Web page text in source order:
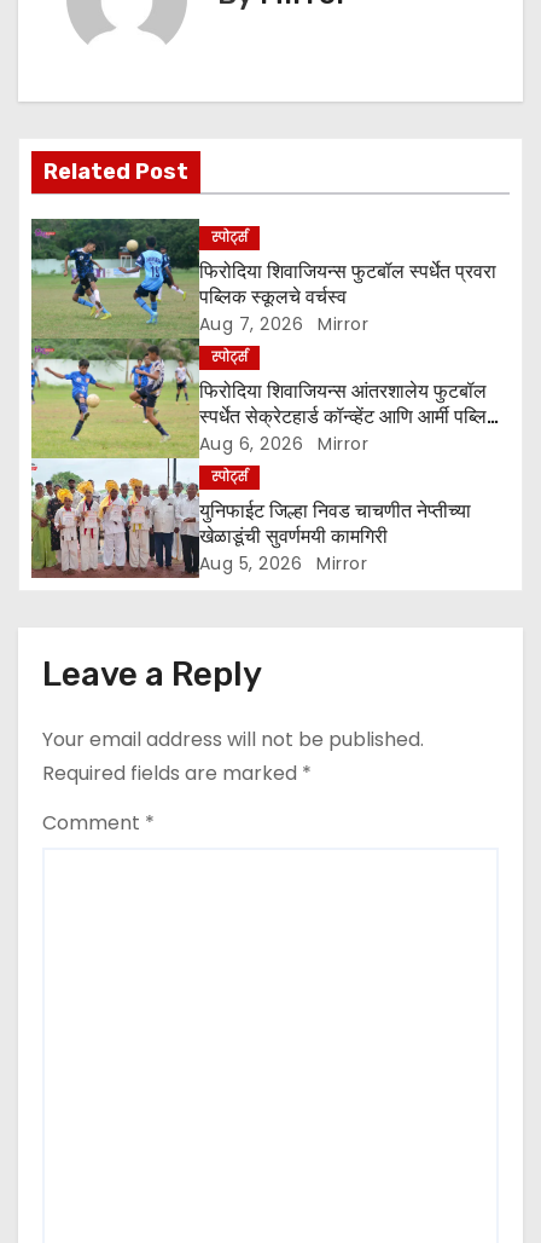
v
i
g
a
t
i
o
n
Related Post
स्पोर्ट्स
फिरोदिया शिवाजियन्स फुटबॉल स्पर्धेत प्रवरा
पब्लिक स्कूलचे वर्चस्व
Aug 7, 2026 Mirror
स्पोर्ट्स
फिरोदिया शिवाजियन्स आंतरशालेय फुटबॉल
स्पर्धेत सेक्रेटहार्ड कॉन्व्हेंट आणि आर्मी पब्लिक
स्कूलची दमदार कामगिरी
Aug 6, 2026 Mirror
स्पोर्ट्स
युनिफाईट जिल्हा निवड चाचणीत नेप्तीच्या
खेळाडूंची सुवर्णमयी कामगिरी
Aug 5, 2026 Mirror
Leave a Reply
Your email address will not be published.
Required fields are marked *
Comment *